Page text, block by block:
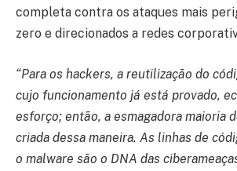
completa contra os ataques mais
zero e direcionados a redes
“Para os hackers, a reutilização do
cujo funcionamento já está provado,
esforço; então, a esmagadora maioria
criada dessa maneira. As linhas de
o malware são o DNA das